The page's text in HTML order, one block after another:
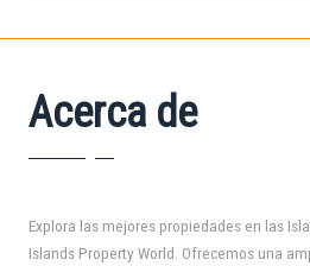
Acerca de
Explora las mejores propiedades en las
Islands Property World. Ofrecemos una